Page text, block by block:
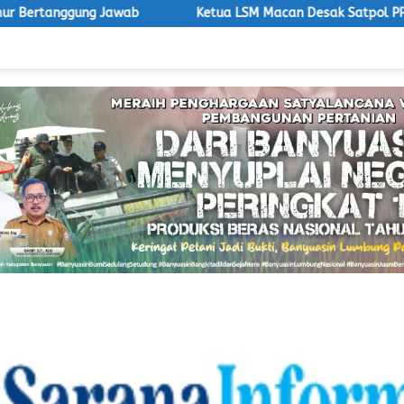
Ketua LSM Macan Desak Satpol PP Tegakkan Aturan,